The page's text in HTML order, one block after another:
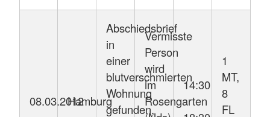
08.03.2012Hamburg
Abschiedsbrief
in
einer
blutverschmierten
Wohnung
gefunden,
Vermisste
Person
wird
im
Rosengarten
14:30
-
1
MT,
8
FL